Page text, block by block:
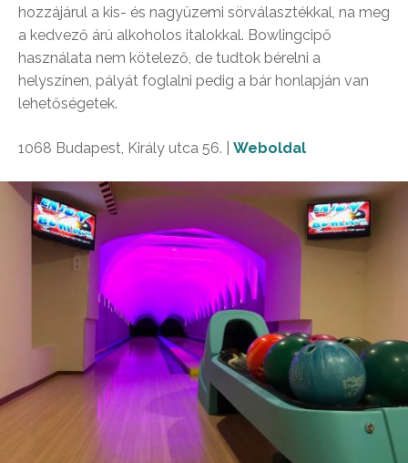
hozzájárul a kis- és nagyüzemi sörválasztékkal, na meg
a kedvező árú alkoholos italokkal. Bowlingcipő
használata nem kötelező, de tudtok bérelni a
helyszínen, pályát foglalni pedig a bár honlapján van
lehetőségetek.
1068 Budapest, Király utca 56. | Weboldal